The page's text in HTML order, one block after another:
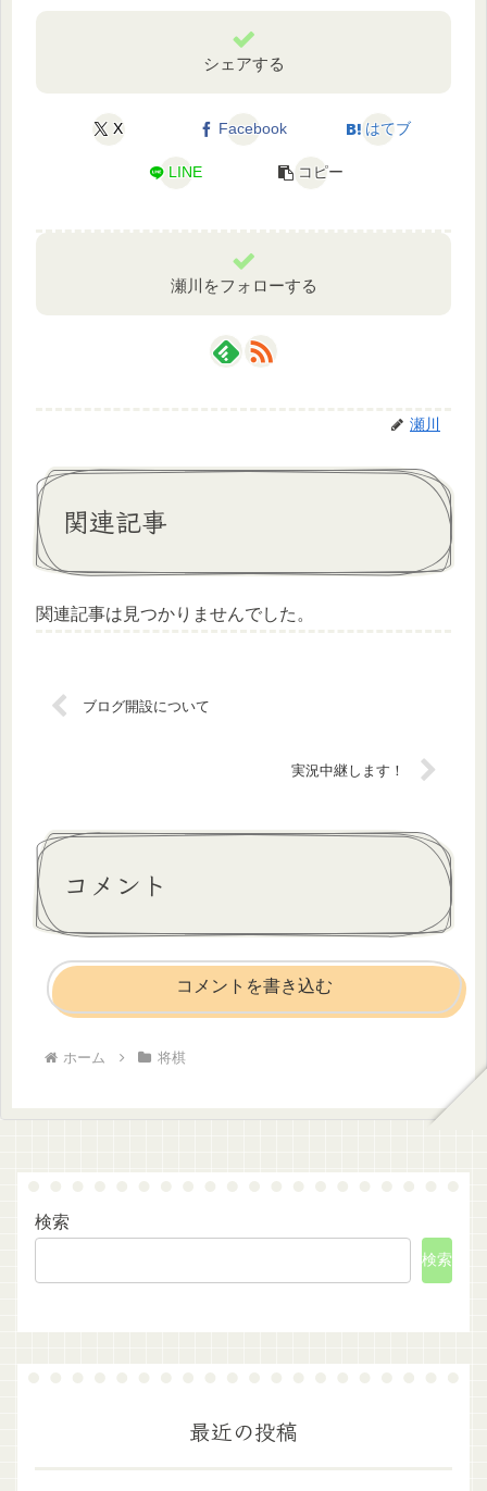
シェアする
X Facebook はてブ
LINE コピー
瀬川をフォローする
瀬川
関連記事
関連記事は見つかりませんでした。
ブログ開設について
実況中継します！
コメント
コメントを書き込む
ホーム 将棋
検索
検索
最近の投稿